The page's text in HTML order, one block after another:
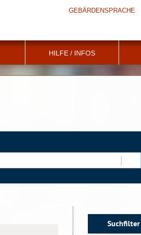
GEBÄRDENSPRACHE
HILFE / INFOS
Suchfilter